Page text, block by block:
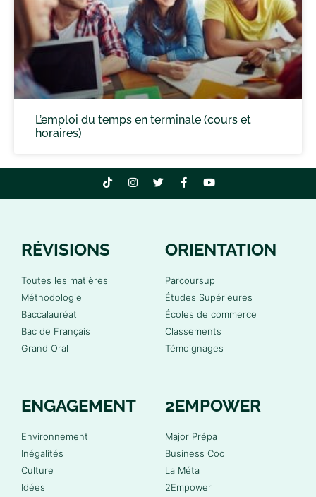
L’emploi du temps en terminale (cours et
horaires)
RÉVISIONS
Toutes les matières
Méthodologie
Baccalauréat
Bac de Français
Grand Oral
ORIENTATION
Parcoursup
Études Supérieures
Écoles de commerce
Classements
Témoignages
ENGAGEMENT
Environnement
Inégalités
Culture
Idées
2EMPOWER
Major Prépa
Business Cool
La Méta
2Empower